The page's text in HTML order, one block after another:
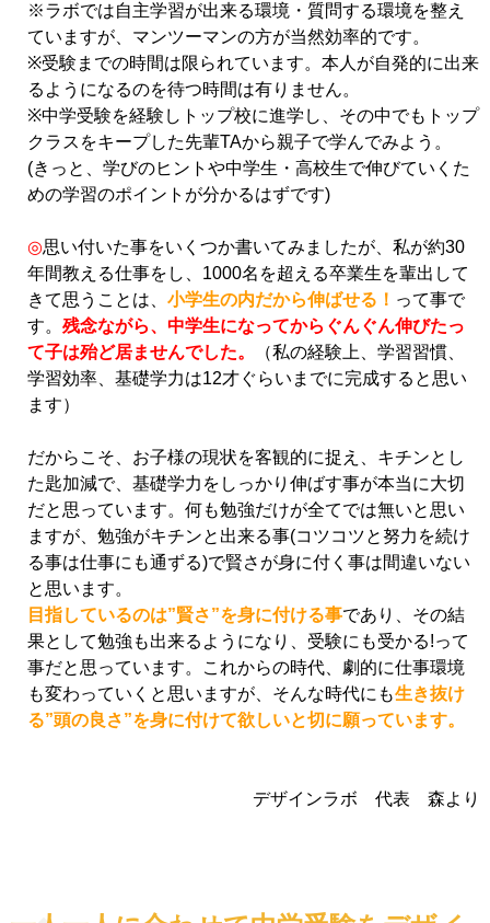
※ラボでは自主学習が出来る環境・質問する環境を整え
ていますが、マンツーマンの方が当然効率的です。
※受験までの時間は限られています。本人が自発的に出来
るようになるのを待つ時間は有りません。
※中学受験を経験しトップ校に進学し、その中でもトップ
クラスをキープした先輩TAから親子で学んでみよう。
(きっと、学びのヒントや中学生・高校生で伸びていくた
めの学習のポイントが分かるはずです)
◎思い付いた事をいくつか書いてみましたが、私が約30
年間教える仕事をし、1000名を超える卒業生を輩出して
きて思うことは、 小学生の内だから伸ばせる！ って事で
す。 残念ながら、中学生になってからぐんぐん伸びたっ
て子は殆ど居ませんでした。
（私の経験上、学習習慣、
学習効率、基礎学力は12才ぐらいまでに完成すると思い
ます）
だからこそ、お子様の現状を客観的に捉え、キチンとし
た匙加減で、基礎学力をしっかり伸ばす事が本当に大切
だと思っています。何も勉強だけが全てでは無いと思い
ますが、勉強がキチンと出来る事(コツコツと努力を続け
る事は仕事にも通ずる)で賢さが身に付く事は間違いない
と思います。
目指しているのは”賢さ”を身に付ける事であり、その結
果として勉強も出来るようになり、受験にも受かる!って
事だと思っています。これからの時代、劇的に仕事環境
も変わっていくと思いますが、そんな時代にも生き抜け
る”頭の良さ”を身に付けて欲しいと切に願っています。
デザインラボ 代表 森より